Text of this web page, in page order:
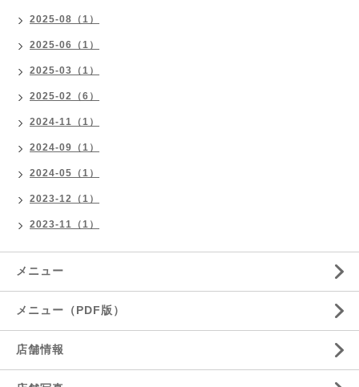
2025-08（1）
2025-06（1）
2025-03（1）
2025-02（6）
2024-11（1）
2024-09（1）
2024-05（1）
2023-12（1）
2023-11（1）
メニュー
メニュー（PDF版）
店舗情報